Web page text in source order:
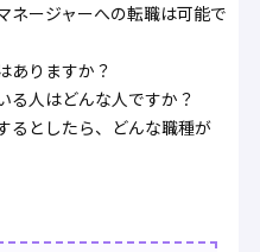
ネージャーへの転職は可能で
ありますか？
る人はどんな人ですか？
るとしたら、どんな職種が